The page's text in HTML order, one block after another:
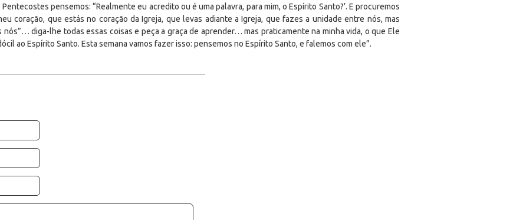
pensemos: “Realmente eu acredito ou é uma palavra, para mim, o Espírito Santo?’. E procuremos
coração, que estás no coração da Igreja, que levas adiante a Igreja, que fazes a unidade entre nós, mas
diga-lhe todas essas coisas e peça a graça de aprender… mas praticamente na minha vida, o que Ele
ao Espírito Santo. Esta semana vamos fazer isso: pensemos no Espírito Santo, e falemos com ele”.